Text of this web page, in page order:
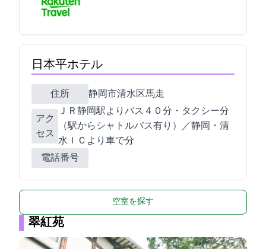
日本平ホテル
住所 静岡市清水区馬走1500-2
アク
セス
ＪＲ静岡駅よりバス４０分・タクシー25分
（駅からシャトルバス有り）／静岡・清
水ＩＣより車で25分
電話番号
空室を探す
翠紅苑